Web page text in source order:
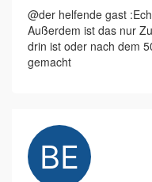
@der helfende gast
Außerdem ist das nur
drin ist oder nach dem
gemacht